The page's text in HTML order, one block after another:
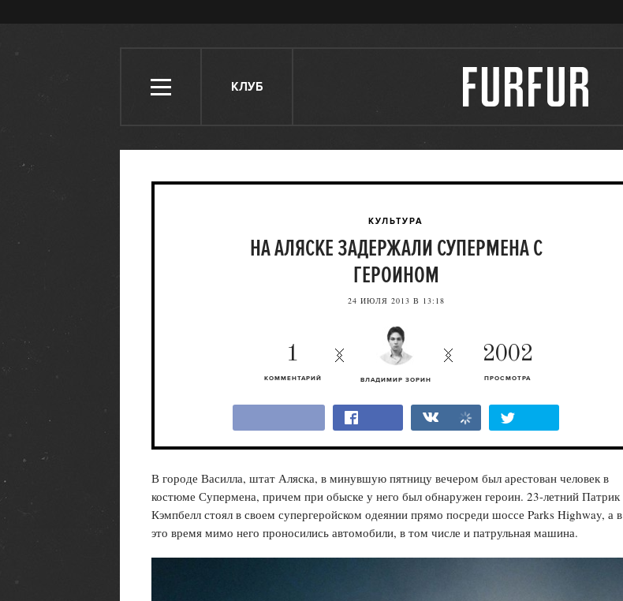
КЛУБ
КУЛЬТУРА
НА АЛЯСКЕ ЗАДЕРЖАЛИ СУПЕРМЕНА С
ГЕРОИНОМ
24 ИЮЛЯ 2013 В 13:18
ВЛАДИМИР ЗОРИН
2002
ПРОСМОТРА
1
КОММЕНТАРИЙ
В городе Василла, штат Аляска, в минувшую пятницу вечером был арестован человек в
костюме Супермена, причем при обыске у него был обнаружен героин. 23-летний Патрик
Кэмпбелл стоял в своем супергеройском одеянии прямо посреди шоссе Parks Highway, а в
это время мимо него проносились автомобили, в том числе и патрульная машина.